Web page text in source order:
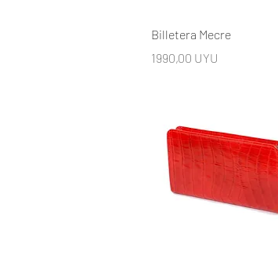
Vista rápida
Billetera Mecre
Precio
1990,00 UYU